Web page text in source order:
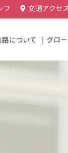
フ 交通アクセ
路について グロ